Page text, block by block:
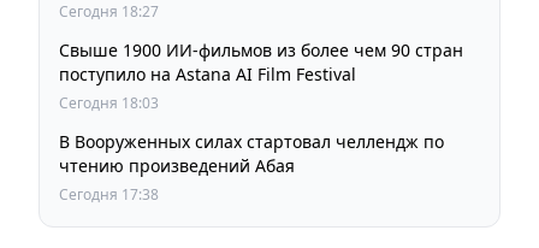
Сегодня 18:27
Свыше 1900 ИИ-фильмов из более чем 90 стран
поступило на Astana AI Film Festival
Сегодня 18:03
В Вооруженных силах стартовал челлендж по
чтению произведений Абая
Сегодня 17:38